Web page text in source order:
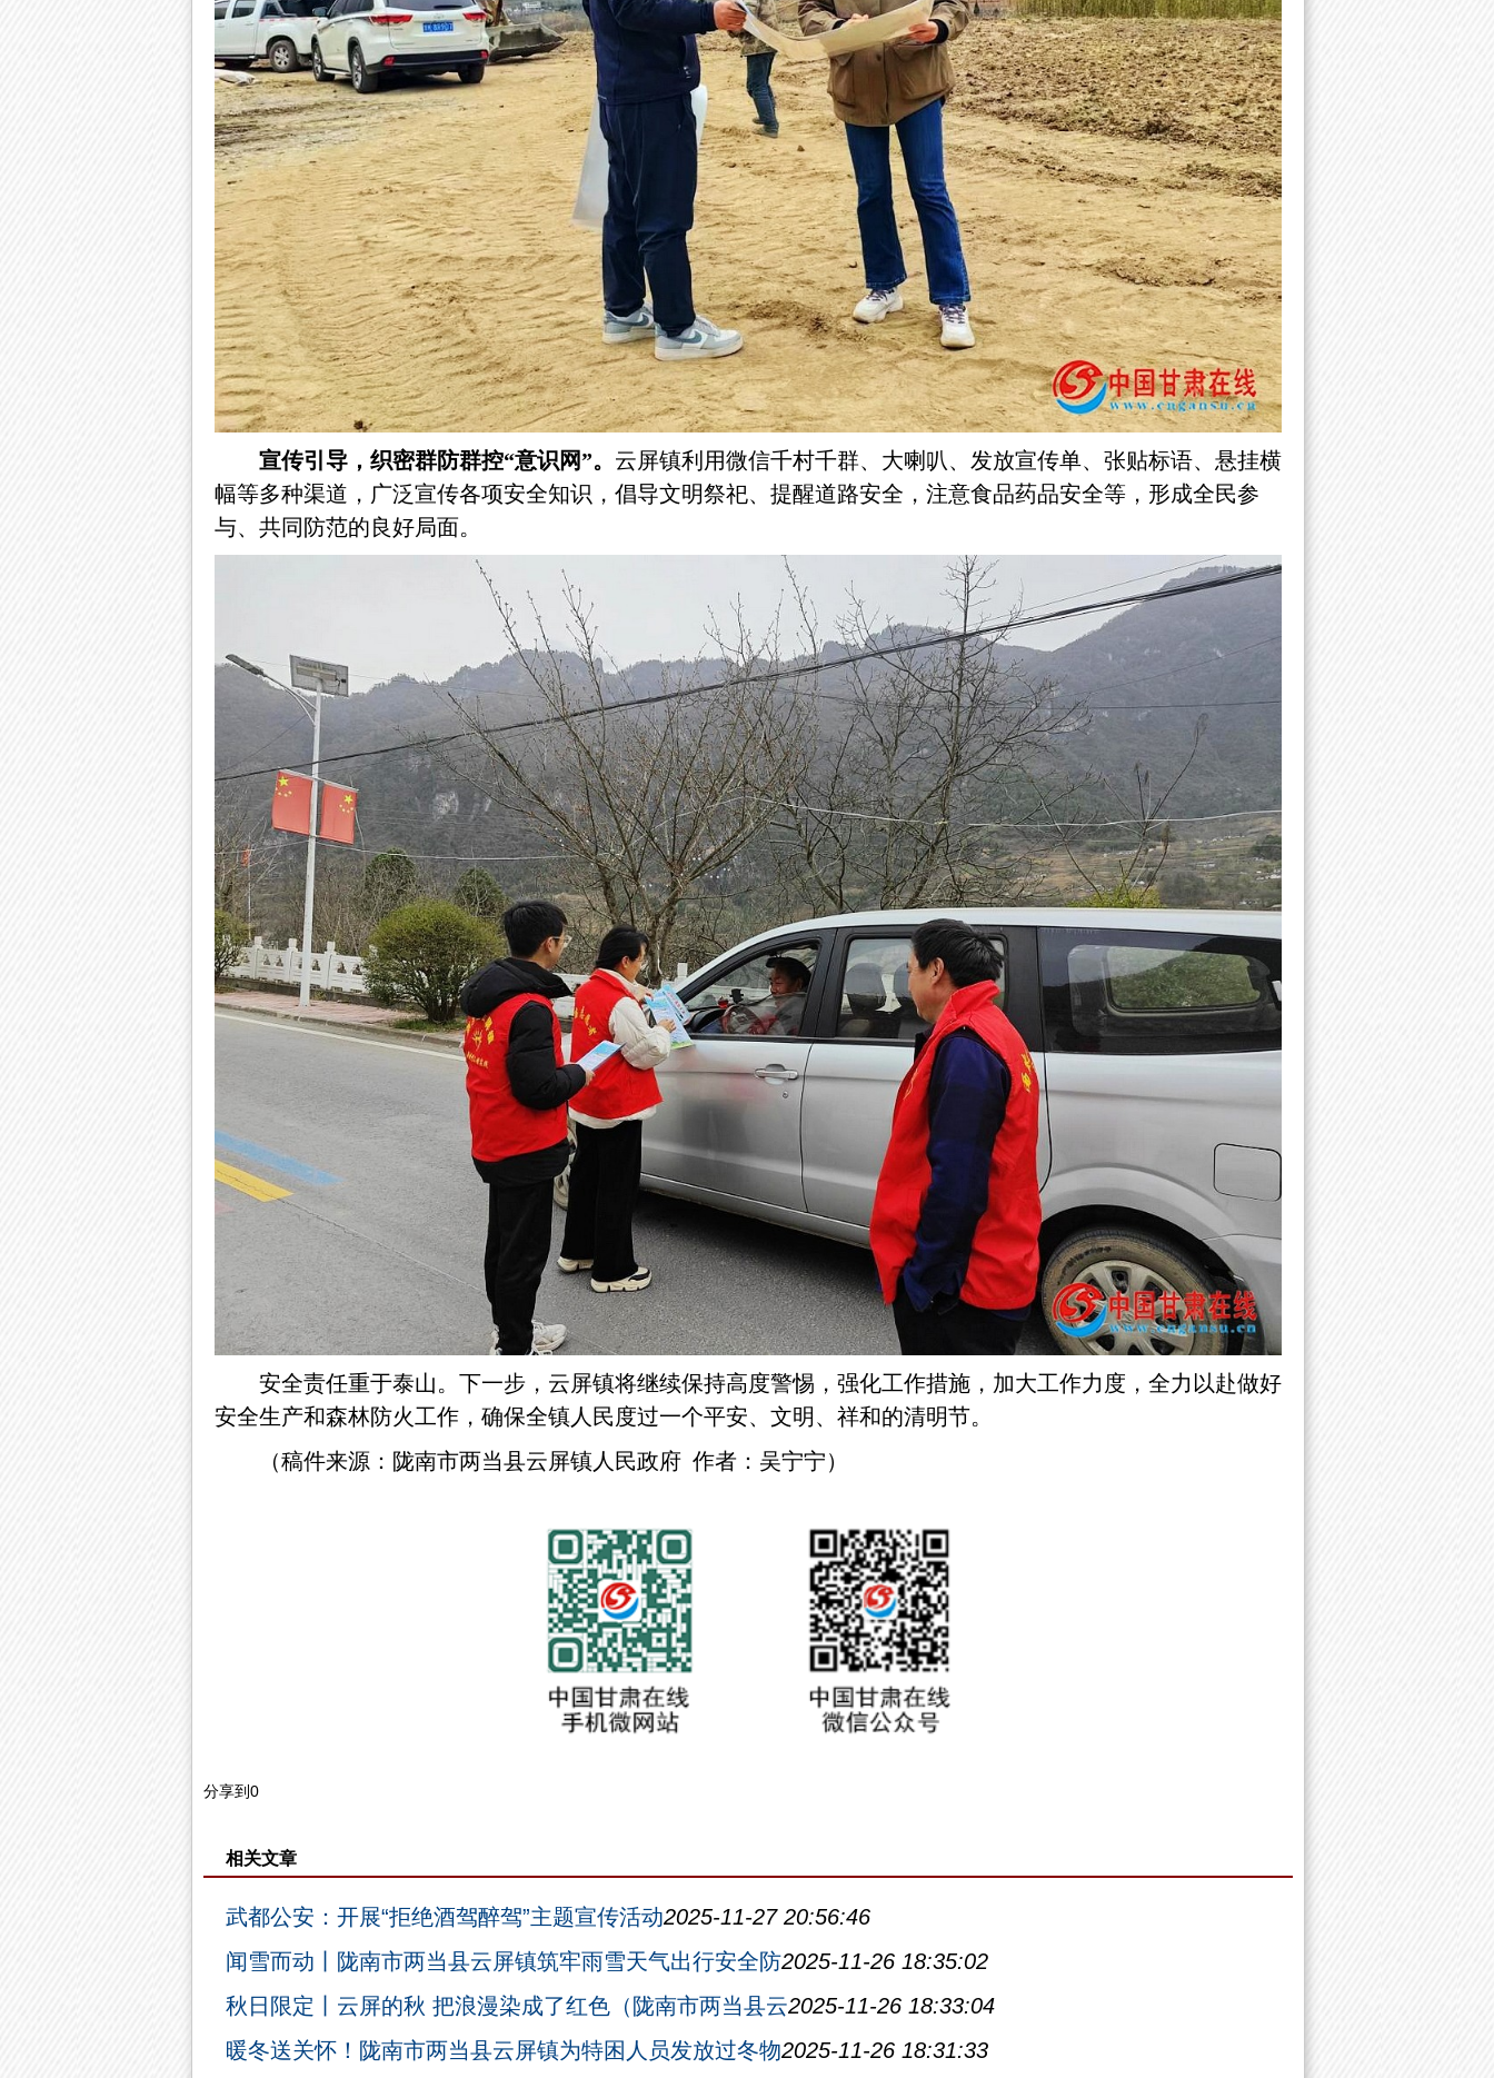
宣传引导，织密群防群控“意识网”。 云屏镇利用微信千村千群、大喇叭、发放宣传单、张贴标语、悬挂横
幅等多种渠道，广泛宣传各项安全知识，倡导文明祭祀、提醒道路安全，注意食品药品安全等，形成全民参
与、共同防范的良好局面。
安全责任重于泰山。下一步，云屏镇将继续保持高度警惕，强化工作措施，加大工作力度，全力以赴做好
安全生产和森林防火工作，确保全镇人民度过一个平安、文明、祥和的清明节。
（稿件来源：陇南市两当县云屏镇人民政府 作者： 吴宁宁）
分享到0
相关文章
武都公安：开展“拒绝酒驾醉驾”主题宣传活动2025-11-27 20:56:46
闻雪而动丨陇南市两当县云屏镇筑牢雨雪天气出行安全防2025-11-26 18:35:02
秋日限定丨云屏的秋 把浪漫染成了红色（陇南市两当县云2025-11-26 18:33:04
暖冬送关怀！陇南市两当县云屏镇为特困人员发放过冬物2025-11-26 18:31:33